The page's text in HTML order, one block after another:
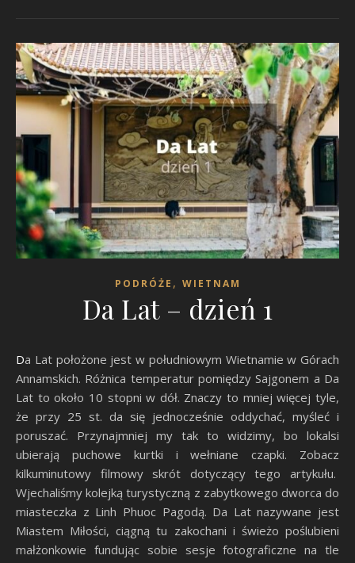
PODRÓŻE , WIETNAM
Da Lat – dzień 1
Da Lat położone jest w południowym Wietnamie w Górach
Annamskich. Różnica temperatur pomiędzy Sajgonem a Da
Lat to około 10 stopni w dół. Znaczy to mniej więcej tyle,
że przy 25 st. da się jednocześnie oddychać, myśleć i
poruszać. Przynajmniej my tak to widzimy, bo lokalsi
ubierają puchowe kurtki i wełniane czapki. Zobacz
kilkuminutowy filmowy skrót dotyczący tego artykułu.
Wjechaliśmy kolejką turystyczną z zabytkowego dworca do
miasteczka z Linh Phuoc Pagodą. Da Lat nazywane jest
Miastem Miłości, ciągną tu zakochani i świeżo poślubieni
małżonkowie fundując sobie sesje fotograficzne na tle